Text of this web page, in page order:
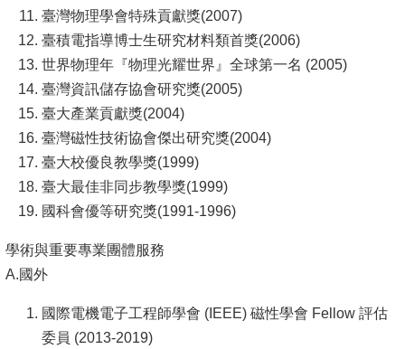
網
站
導
覽
聯
絡
資
訊
English
臺灣物理學會特殊貢獻獎(2007)
臺積電指導博士生研究材料類首獎(2006)
世界物理年『物理光耀世界』全球第一名 (2005)
臺灣資訊儲存協會研究獎(2005)
臺大產業貢獻獎(2004)
臺灣磁性技術協會傑出研究獎(2004)
臺大校優良教學獎(1999)
臺大最佳非同步教學獎(1999)
國科會優等研究獎(1991-1996)
學術與重要專業團體服務
A.國外
國際電機電子工程師學會 (IEEE) 磁性學會 Fellow 評估
委員 (2013-2019)